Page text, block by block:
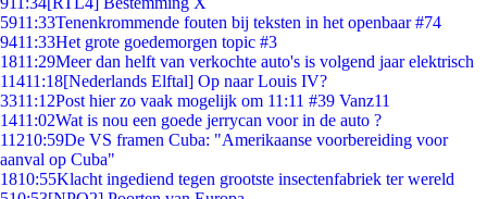
5911:33Tenenkrommende fouten bij teksten in het openbaar #74
9411:33Het grote goedemorgen topic #3
1811:29Meer dan helft van verkochte auto's is volgend jaar elektrisch
11411:18[Nederlands Elftal] Op naar Louis IV?
3311:12Post hier zo vaak mogelijk om 11:11 #39 Vanz11
1411:02Wat is nou een goede jerrycan voor in de auto ?
11210:59De VS framen Cuba: "Amerikaanse voorbereiding voor
aanval op Cuba"
1810:55Klacht ingediend tegen grootste insectenfabriek ter wereld